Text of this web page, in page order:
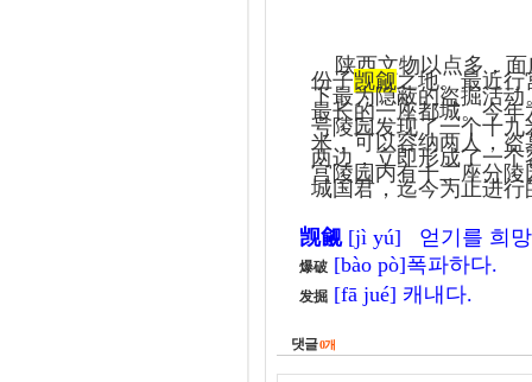
陕西文物以点多，面
份子觊觎之地。最近行
下最为隐蔽的盗掘活
最长的一座都城。今
号陵园发现了一个十
米，可以容纳两人，
两边，立即形成了一
宫陵园内有十二座分
城国君，迄今为止进行
觊觎 [jì yú] 얻기를 희
爆破 [bào pò]폭파하다.
发掘 [fā jué] 캐내다.
댓글0개